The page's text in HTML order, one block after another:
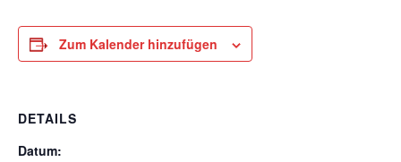
Zum Kalender hinzufügen
DETAILS
Datum: